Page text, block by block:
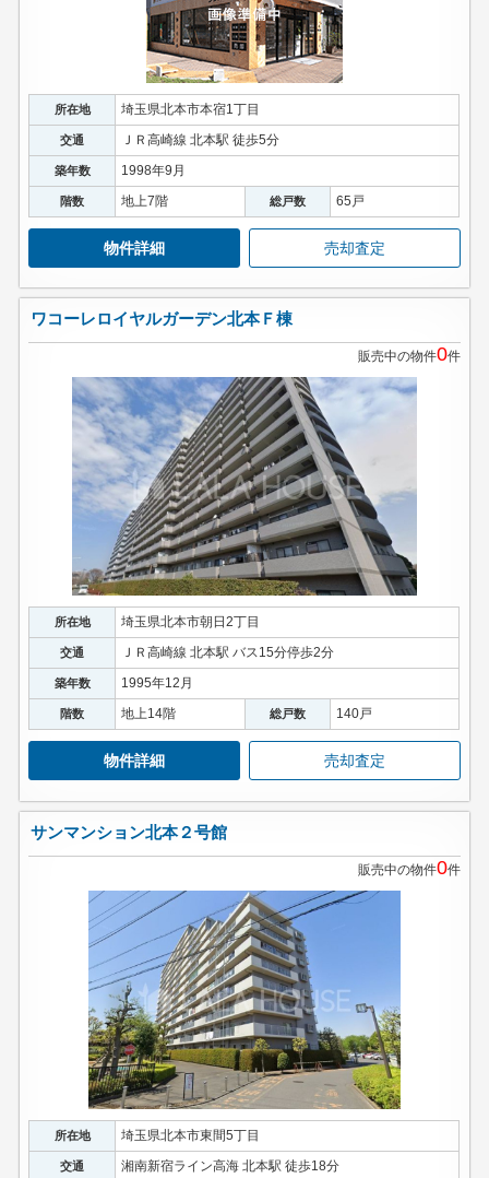
所在地 埼玉県北本市本宿1丁目
交通 ＪＲ高崎線 北本駅 徒歩5分
築年数 1998年9月
階数 地上7階 総戸数 65戸
物件詳細 売却査定
ワコーレロイヤルガーデン北本Ｆ棟
販売中の物件0件
所在地 埼玉県北本市朝日2丁目
交通 ＪＲ高崎線 北本駅 バス15分停歩2分
築年数 1995年12月
階数 地上14階 総戸数 140戸
物件詳細 売却査定
サンマンション北本２号館
販売中の物件0件
所在地 埼玉県北本市東間5丁目
交通 湘南新宿ライン高海 北本駅 徒歩18分